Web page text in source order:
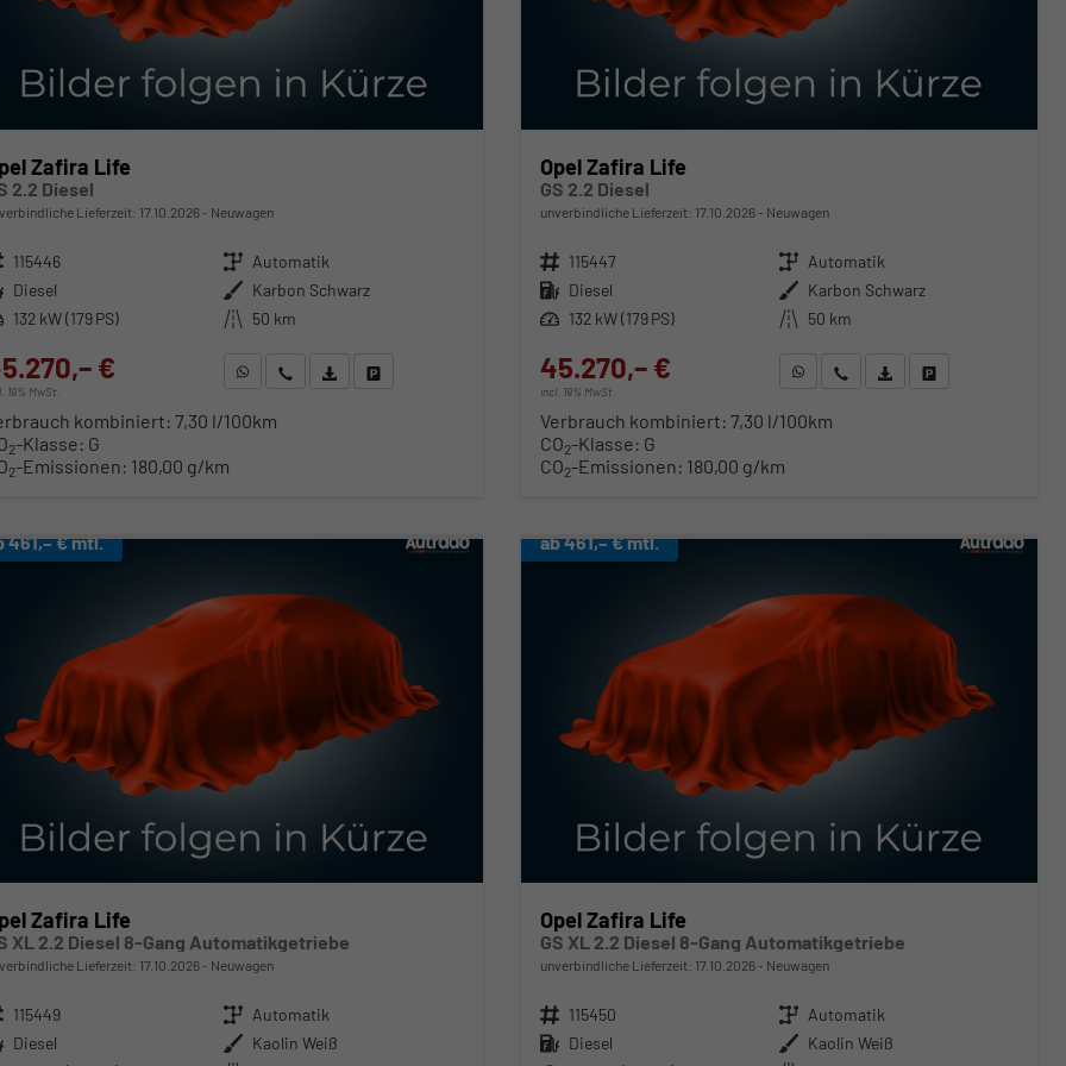
Zafira Life
2.2 Diesel
Lieferzeit: 17.10.2026 Neuwagen
115446 Getriebe Automatik
Diesel Außenfarbe Karbon Schwarz
132 kW (179 PS) Kilometerstand 50 km
€
19% MwSt.
WhatsApp anfragen
Wir rufen Sie anFahrzeugexposé (PDF)
kombiniert:7,30 l/100km
2-Klasse: G
2-Emissionen: 180,00 g/km
Opel Zafira Life
GS 2.2 Diesel
unverbindliche Lieferzeit: 17.10.2026 Neuwagen
Fahrzeugnr. 115447 Getriebe Automatik
Kraftstoff Diesel Außenfarbe Karbon Schwarz
Leistung 132 kW (179 PS) Kilometerstand 50 km
45.270,– €
incl. 19% MwSt.
WhatsApp anfragen
Wir rufen Sie anFahrzeugexposé (PDF)
Fahrzeug parken
Verbrauch kombiniert: 7,30 l/100km
CO2-Klasse: G
CO2-Emissionen: 180,00 g/km
461,– € mtl.
Zafira Life
XL 2.2 Diesel 8-Gang Automatikgetriebe
Lieferzeit: 17.10.2026 Neuwagen
115449 Getriebe Automatik
Diesel Außenfarbe Kaolin Weiß
ab 461,– € mtl.
Opel Zafira Life
GS XL 2.2 Diesel 8-Gang Automatikgetriebe
unverbindliche Lieferzeit: 17.10.2026 Neuwagen
Fahrzeugnr. 115450 Getriebe Automatik
Kraftstoff Diesel Außenfarbe Kaolin Weiß